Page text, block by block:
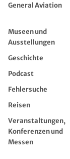
General Aviation
Museen und
Ausstellungen
Geschichte
Podcast
Fehlersuche
Reisen
Veranstaltungen,
Konferenzen und
Messen